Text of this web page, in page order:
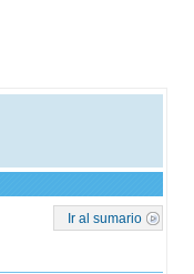
Ir al sumario